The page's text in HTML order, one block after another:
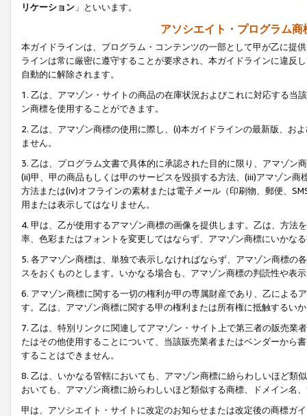
リケーション 」といいます。
アソシエイト・プログラム
本ガイドラインは、プログラム・コンテンツの一部として甲が乙に提
ラインは常に厳密に遵守することが要求され、本ガイドラインに違反
自動的に解除されます。
1. 乙は、アマゾン・サイトの商品の在庫状況およびこれに対応する
ン商標を使用することができます。
2. 乙は、アマゾン商標の使用に際し、(i)本ガイドラインの最新版、お
ません。
3. 乙は、プログラム文書で具体的に承認された目的に限り、アマゾン
(ii)甲、甲の商品もしくは甲のサービスを毀損する方法、(iii)アマゾン
方法または(iv)オフラインの素材または電子メール（印刷物、郵便、
用または表示してはなりません。
4. 甲は、乙が使用するアマゾン商標の画像を提供します。乙は、方
率、色彩またはフォントを変更してはならず、アマゾン商標にいかな
5. 各アマゾン商標は、単独で表示しなければならず、アマゾン商標
スをおくものとします。いかなる場合も、アマゾン商標の判読性や表
6. アマゾン商標に関する一切の権利が甲の専属財産であり、乙による
す。乙は、アマゾン商標に関する甲の権利または所有権に抵触するい
7. 乙は、特別リンクに関連してアマゾン・サイト上で第三者の販売
たはその他使用することについて、当該販売業者またはベンダーから
することはできません。
8. 乙は、いかなる管轄においても、アマゾン商標に紛らわしいほど類
おいても、アマゾン商標に紛らわしいほど類似する商標、ドメイン名
甲は、アソシエイト・サイトに改定のお知らせまたは改定後の商標ガ